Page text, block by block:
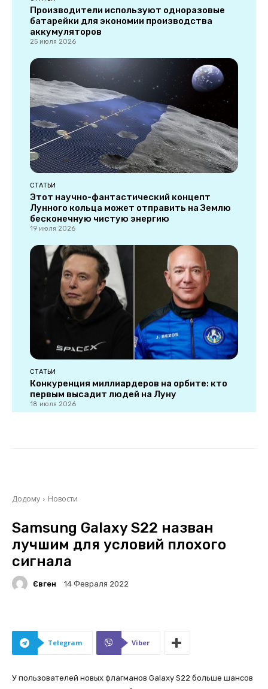
Производители используют одноразовые
батарейки для экономии производства
аккумуляторов
25 июля 2026
СТАТЬИ
Этот научно-фантастический концепт
Лунного кольца может отправить на Землю
бесконечную чистую энергию
19 июля 2026
СТАТЬИ
Конкуренция миллиардеров на орбите: кто
первым высадит людей на Луну
18 июля 2026